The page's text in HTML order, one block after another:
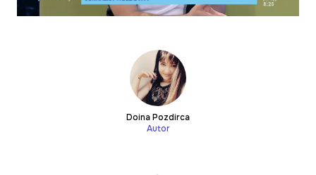
Doina Pozdirca
Autor